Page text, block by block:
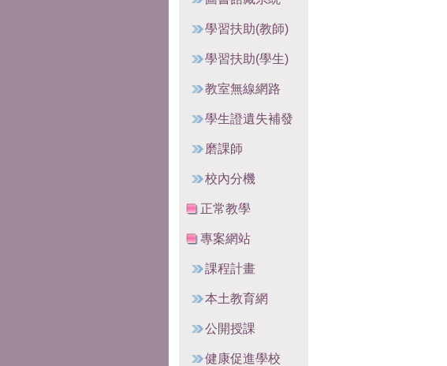
學習扶助(教師)
學習扶助(學生)
教室無線網路
學生證遺失補發
磨課師
校內分機
正常教學
專案網站
課程計畫
本土教育網
公開授課
健康促進學校